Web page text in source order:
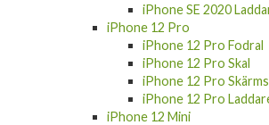
iPhone SE 2020
iPhone 12 Pro
iPhone 12 Pro Fodral
iPhone 12 Pro Skal
iPhone 12 Pro
iPhone 12 Pro
iPhone 12 Mini